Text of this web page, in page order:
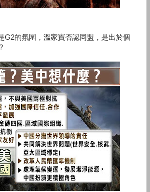
G2的氛圍，溫家寶否認同盟，是出於個